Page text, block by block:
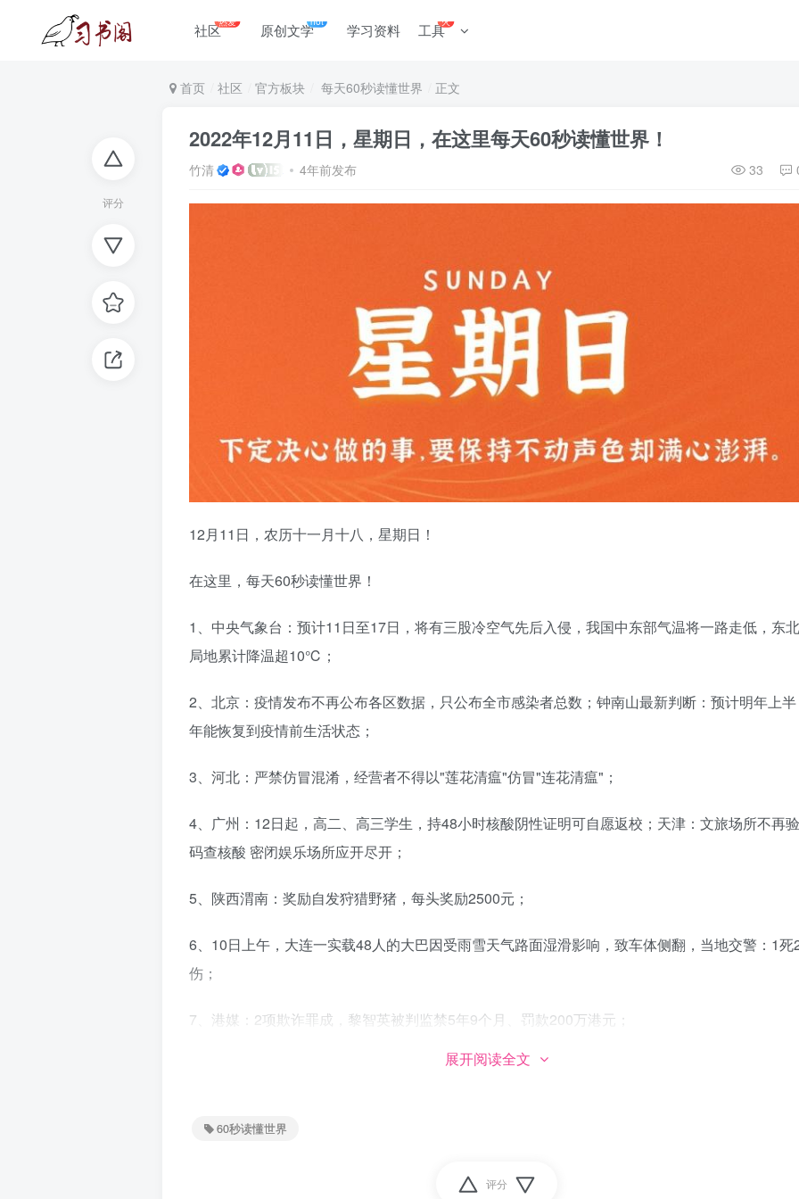
社区热爱 原创文学hot 学习资料 工具火
评分
首页 社区 官方板块 每天60秒读懂世界 正文
2022年12月11日，星期日，在这里每天60秒读懂世界！
竹清 4年前发布 33
12月11日，农历十一月十八，星期日！
在这里，每天60秒读懂世界！
1、中央气象台：预计11日至17日，将有三股冷空气先后入侵，我国中东部气温将一路走低，东北
局地累计降温超10℃；
2、北京：疫情发布不再公布各区数据，只公布全市感染者总数；钟南山最新判断：预计明年上半
年能恢复到疫情前生活状态；
3、河北：严禁仿冒混淆，经营者不得以"莲花清瘟"仿冒"连花清瘟"；
4、广州：12日起，高二、高三学生，持48小时核酸阴性证明可自愿返校；天津：文旅场所不再验
码查核酸 密闭娱乐场所应开尽开；
5、陕西渭南：奖励自发狩猎野猪，每头奖励2500元；
6、10日上午，大连一实载48人的大巴因受雨雪天气路面湿滑影响，致车体侧翻，当地交警：1死
伤；
7、港媒：2项欺诈罪成，黎智英被判监禁5年9个月、罚款200万港元；
8、世界台联：包括梁文博、鲁宁、李行、赵剑波、白朗宁、常冰玉在内的6名中国斯诺克职业选
假球，说好给钱却没给；
展开阅读全文
60秒读懂世界
评分